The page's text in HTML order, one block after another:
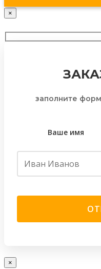
×
заполните
Ваше имя
×